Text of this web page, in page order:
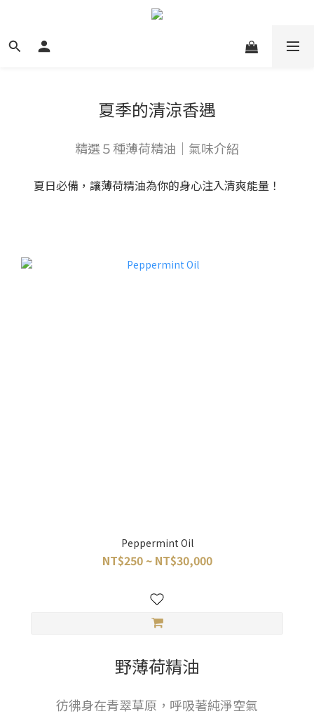
夏季的清涼香遇
精選５種薄荷精油｜氣味介紹
夏日必備，讓薄荷精油為你的身心注入清爽能量！
Peppermint Oil
NT$250 ~ NT$30,000
野薄荷精油
彷彿身在青翠草原，呼吸著純淨空氣